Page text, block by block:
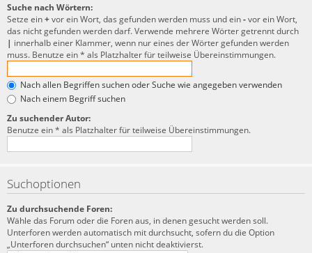
Suche nach Wörtern:
Setze ein+vor ein Wort, das gefunden werden muss und ein-vor ein Wort,
das nicht gefunden werden darf. Verwende mehrere Wörter getrennt durch
| innerhalb einer Klammer, wenn nur eines der Wörter gefunden werden
muss. Benutze ein * als Platzhalter für teilweise Übereinstimmungen.
Nach allen Begriffen suchen oder Suche wie angegeben verwenden
Nach einem Begriff suchen
Zu suchender Autor:
Benutze ein * als Platzhalter für teilweise Übereinstimmungen.
Suchoptionen
Zu durchsuchende Foren:
Wähle das Forum oder die Foren aus, in denen gesucht werden soll.
Unterforen werden automatisch mit durchsucht, sofern du die Option
„Unterforen durchsuchen“ unten nicht deaktivierst.